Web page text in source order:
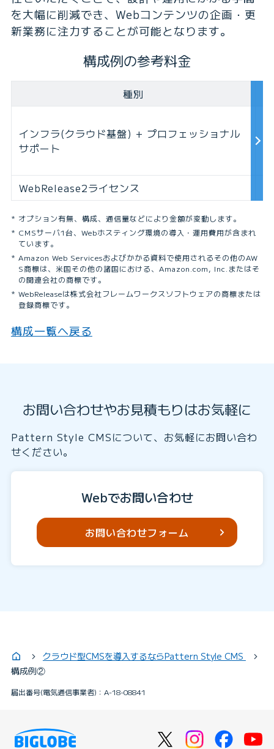
を大幅に削減でき、Webコンテンツの企画・更
新業務に注力することが可能となります。
構成例の参考料金
種別
インフラ(クラウド基盤) + プロフェッショナル
サポート
WebRelease2ライセンス
オプション有無、構成、通信量などにより金額が変動します。
CMSサーバ1台、Webホスティング環境の導入・運用費用が含まれ
ています。
Amazon Web Servicesおよびかかる資料で使用されるその他のAW
S商標は、米国その他の諸国における、Amazon.com, Inc.またはそ
の関連会社の商標です。
WebReleaseは株式会社フレームワークスソフトウェアの商標または
登録商標です。
構成一覧へ戻る
お問い合わせやお見積もりはお気軽に
Pattern Style CMSについて、お気軽にお問い合わ
せください。
Webでお問い合わせ
お問い合わせフォーム
クラウド型CMSを導入するならPattern Style CMS
構成例②
届出番号(電気通信事業者)：A-18-08841